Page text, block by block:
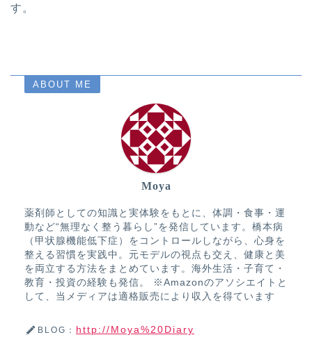
す。
ABOUT ME
Moya
薬剤師としての知識と実体験をもとに、体調・食事・運
動など“無理なく整う暮らし”を発信しています。橋本病
（甲状腺機能低下症）をコントロールしながら、心身を
整える習慣を実践中。元モデルの視点も交え、健康と美
を両立する方法をまとめています。海外生活・子育て・
教育・投資の経験も発信。 ※Amazonのアソシエイトと
して、当メディアは適格販売により収入を得ています
BLOG： http://Moya%20Diary